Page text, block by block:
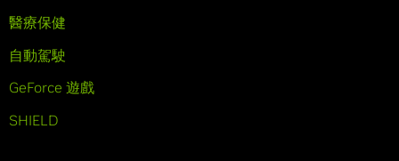
醫療保健
自動駕駛
GeForce 遊戲
SHIELD